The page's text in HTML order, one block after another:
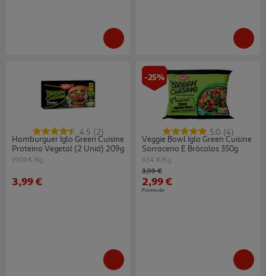
4.5 (2)
Hamburguer Iglo Green Cuisine
Proteina Vegetal (2 Unid) 209g
19.09 €/Kg
3,99 €
-25%
5.0 (4)
Veggie Bowl Iglo Green Cuisine
Sarraceno E Brócolos 350g
8.54 €/Kg
Price reduced from
3,99 €to
2,99 €
Promoção